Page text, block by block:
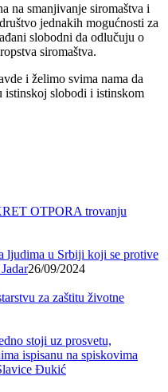
na smanjivanje siromaštva i
jednakih mogućnosti za
slobodni da odlučuju o
siromaštva.
i želimo svima nama da
istinskoj slobodi i istinskom
OTPORA trovanju
ljudima u Srbiji koji se protive
26/09/2024
za zaštitu životne
stoji uz prosvetu,
ispisanu na spiskovima
Đukić